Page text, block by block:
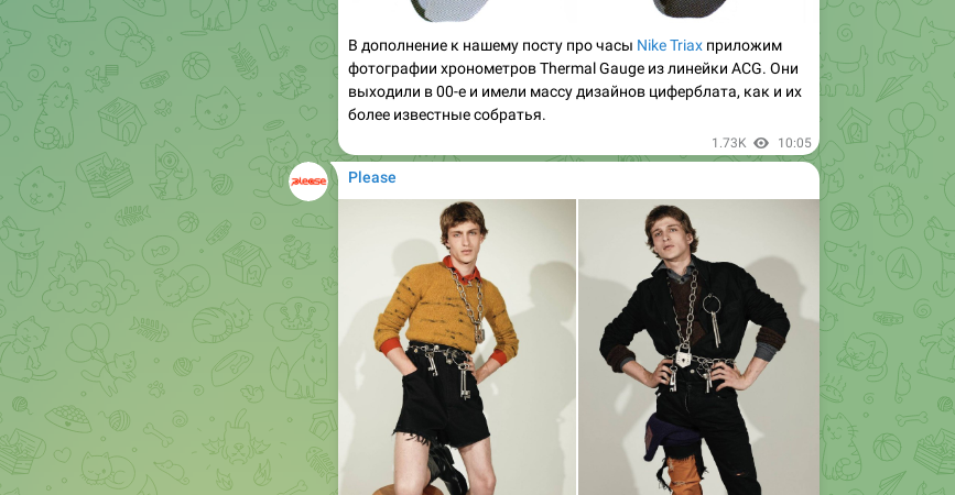
В дополнение к нашему посту про часы Nike Triax приложим
фотографии хронометров Thermal Gauge из линейки ACG. Они
выходили в 00-е и имели массу дизайнов циферблата, как и их
более известные собратья.
1.73K 10:05
Please